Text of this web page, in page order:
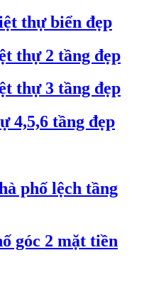
thự biển đẹp
thự 2 tầng đẹp
thự 3 tầng đẹp
4,5,6 tầng đẹp
phố lệch tầng
góc 2 mặt tiền